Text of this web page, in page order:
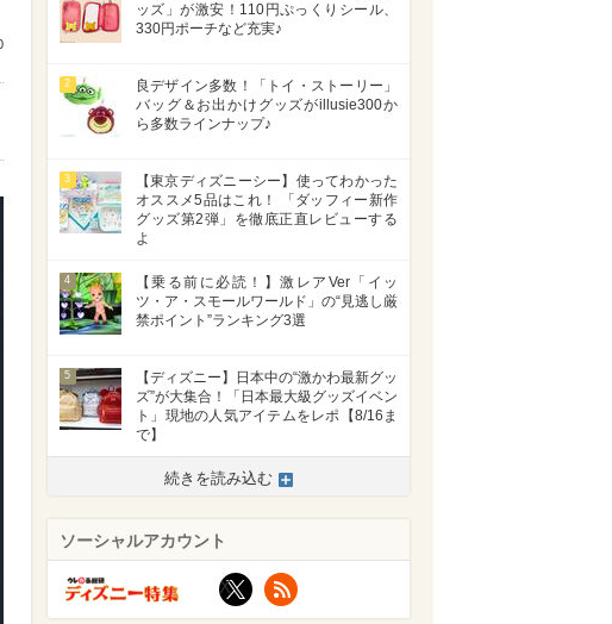
ッズ」が激安！110円ぷっくりシール、
330円ポーチなど充実♪
2
良デザイン多数！「トイ・ストーリー」
バッグ＆お出かけグッズがillusie300か
ら多数ラインナップ♪
3
【東京ディズニーシー】使ってわかった
オススメ5品はこれ！ 「ダッフィー新作
グッズ第2弾」を徹底正直レビューする
よ
4
【乗る前に必読！】激レアVer「イッ
ツ・ア・スモールワールド」の“見逃し厳
禁ポイント”ランキング3選
5
【ディズニー】日本中の“激かわ最新グッ
ズ”が大集合！「日本最大級グッズイベン
ト」現地の人気アイテムをレポ【8/16ま
で】
続きを読み込む
ソーシャルアカウント
X